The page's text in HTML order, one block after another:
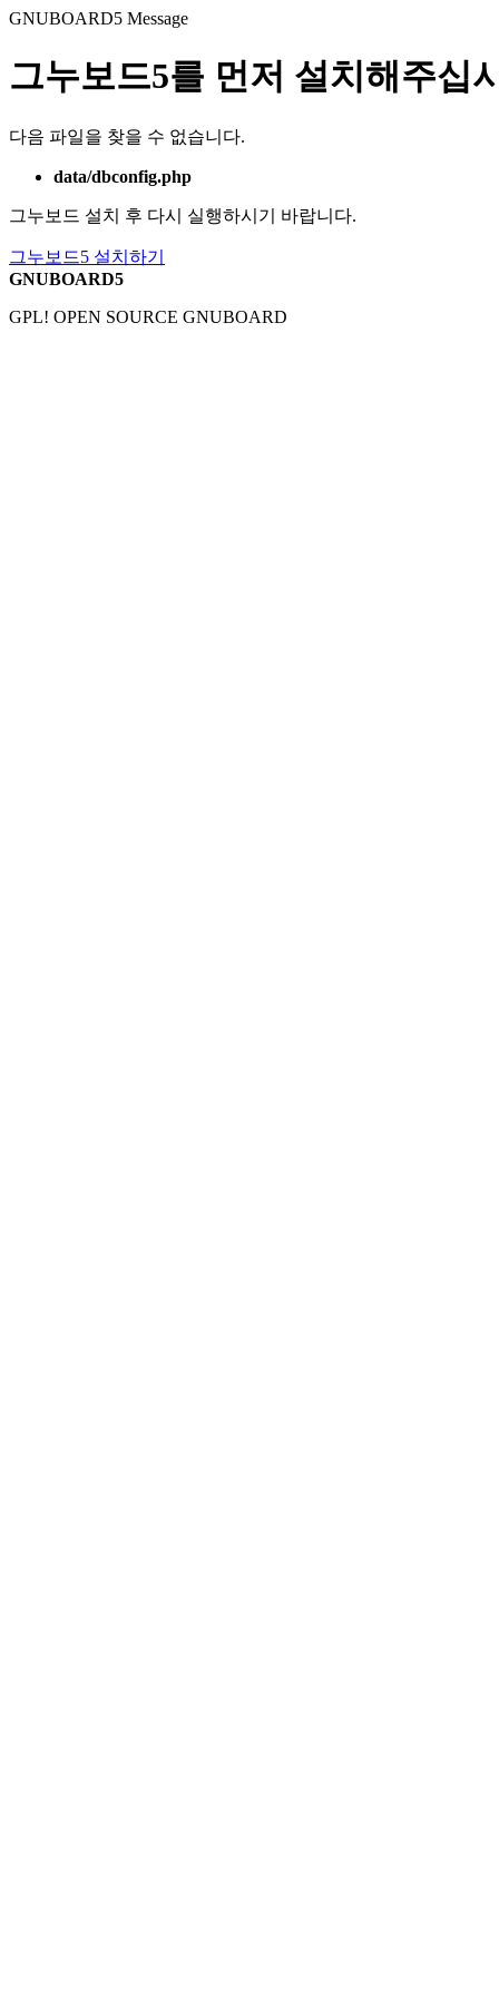
GNUBOARD5 Message
그누보드5를 먼저 설치해주십
다음 파일을 찾을 수 없습니다.
data/dbconfig.php
그누보드 설치 후 다시 실행하시기 바랍니다.
그누보드5 설치하기
GNUBOARD5
GPL! OPEN SOURCE GNUBOARD